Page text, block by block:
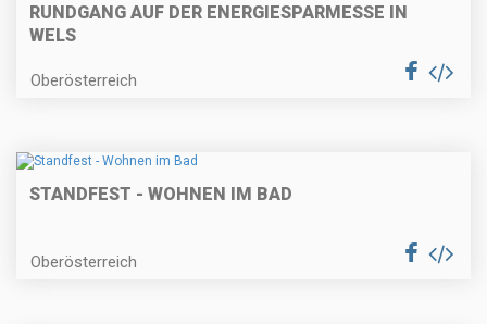
RUNDGANG AUF DER ENERGIESPARMESSE IN
WELS
Oberösterreich
STANDFEST - WOHNEN IM BAD
Oberösterreich